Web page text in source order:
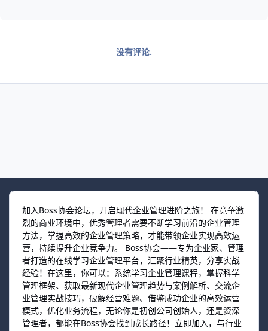
没有评论.
加入Boss协会论坛，开启现代企业管理进阶之旅！ 在竞争激
烈的商业环境中，优秀管理者需要不断学习前沿的企业管理
方法，掌握高效的企业管理策略，才能带领企业实现高效运
营，持续提升企业竞争力。 Boss协会——专为企业家、管理
者打造的在线学习企业管理平台，汇聚行业精英，分享实战
经验！在这里，你可以：系统学习企业管理课程，掌握科学
管理框架、获取最新现代企业管理趋势与案例解析、交流企
业管理实战技巧，破解经营难题、借鉴成功企业的高效运营
模式，优化业务流程，无论你是初创公司创始人，还是资深
管理者，都能在Boss协会找到成长路径！立即加入，与行业